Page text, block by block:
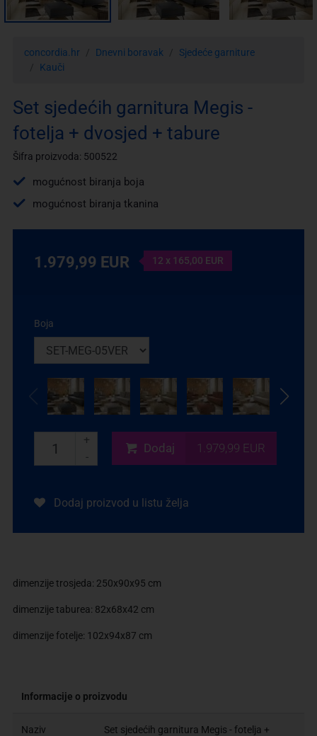
concordia.hr Dnevni boravak
Sjedeće garniture
Kauči
Set sjedećih garnitura Megis -
fotelja + dvosjed + tabure
Šifra proizvoda: 500522
mogućnost biranja boja
mogućnost biranja tkanina
1.979,99 EUR 12 x 165,00 EUR
Boja
+
-
Dodaj 1.979,99 EUR
Dodaj proizvod u listu želja
dimenzije trosjeda: 250x90x95 cm
dimenzije taburea: 82x68x42 cm
dimenzije fotelje: 102x94x87 cm
Informacije o proizvodu
Naziv
Set sjedećih garnitura Megis - fotelja +